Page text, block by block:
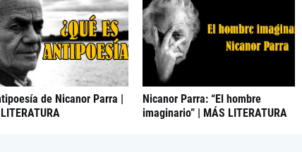
de Nicanor Parra |
Nicanor Parra: “El hombre
imaginario” | MÁS LITERATURA